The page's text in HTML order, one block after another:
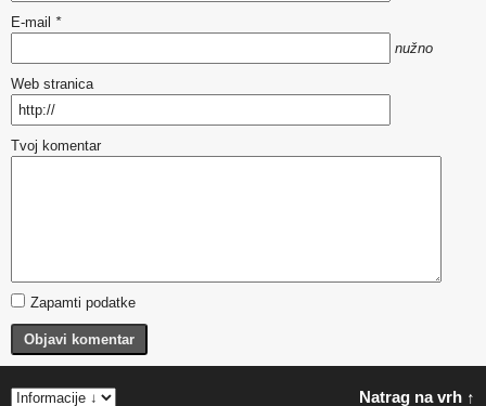
E-mail *
nužno
Web stranica
Tvoj komentar
Zapamti podatke
Objavi komentar
Natrag na vrh ↑